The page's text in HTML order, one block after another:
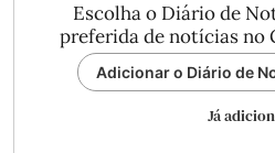
Escolha o Diário de
preferida de notícias no
Adicionar o Diário de
Já